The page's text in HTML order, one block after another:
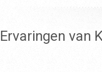
Ervaringen van